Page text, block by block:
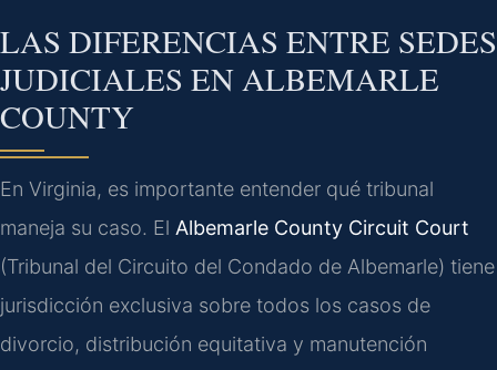
LAS DIFERENCIAS ENTRE SEDES
JUDICIALES EN ALBEMARLE
COUNTY
En Virginia, es importante entender qué tribunal
maneja su caso. El Albemarle County Circuit Court
(Tribunal del Circuito del Condado de Albemarle) tiene
jurisdicción exclusiva sobre todos los casos de
divorcio, distribución equitativa y manutención